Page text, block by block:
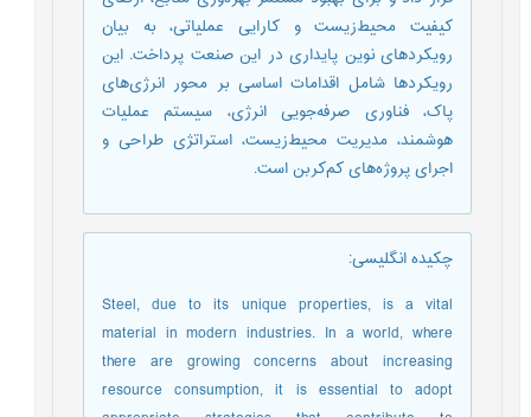
کیفیت محیط‌زیست و کارایی عملیاتی، به بیان
رویکردهای نوین پایداری در این صنعت پرداخت. این
رویکردها شامل اقدامات اساسی بر محور انرژی‌های
پاک، فناوری صرفه‌جویی انرژی، سیستم عملیات
هوشمند، مدیریت محیط‌زیست، استراتژی طراحی و
اجرای پروژه‌های کم‌کربن است.
چکیده انگلیسی:
Steel, due to its unique properties, is a vital
material in modern industries. In a world, where
there are growing concerns about increasing
resource consumption, it is essential to adopt